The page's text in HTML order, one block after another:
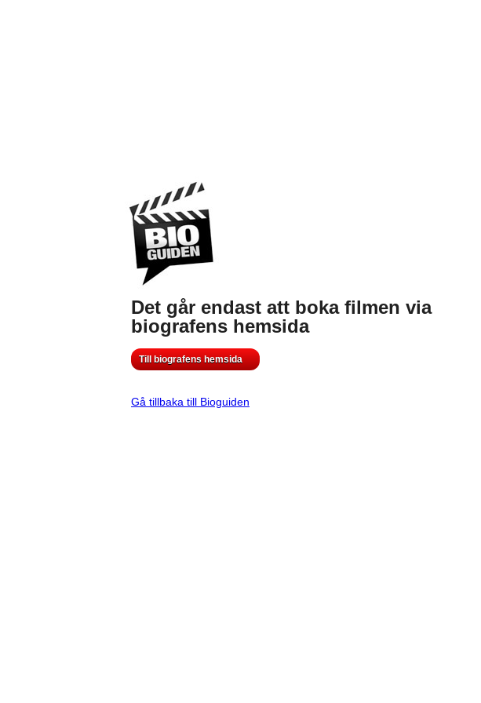
Det går endast att boka filmen via
biografens hemsida
Till biografens hemsida
Gå tillbaka till Bioguiden